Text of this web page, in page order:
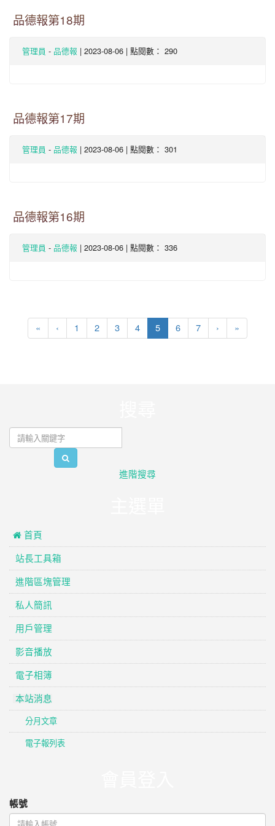
品德報第18期
管理員 - 品德報 | 2023-08-06 | 點閱數： 290
品德報第17期
管理員 - 品德報 | 2023-08-06 | 點閱數： 301
品德報第16期
管理員 - 品德報 | 2023-08-06 | 點閱數： 336
« ‹ 1 2 3 4 5(current)
6 7 › »
進階搜尋
 首頁
站長工具箱
進階區塊管理
私人簡訊
用戶管理
影音播放
電子相簿
本站消息
分月文章
電子報列表
帳號